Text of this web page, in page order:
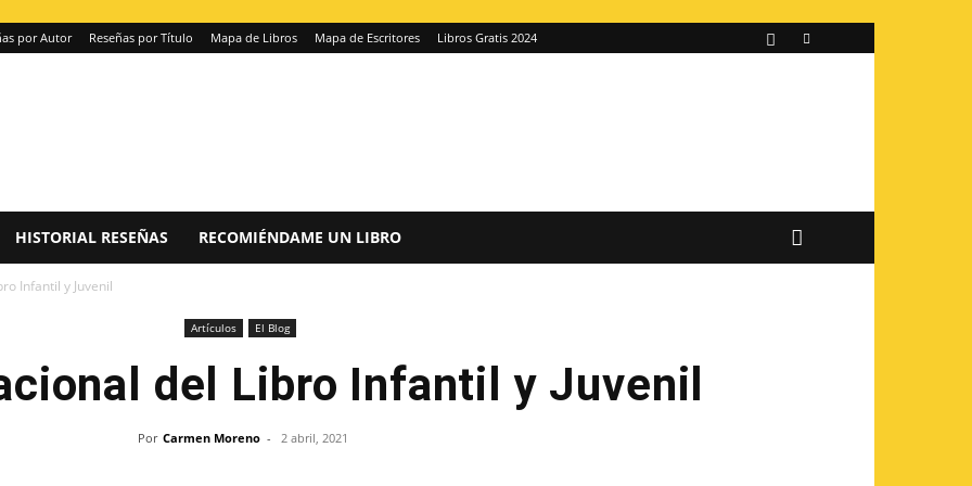
por Autor Reseñas por Título Mapa de Libros Mapa de Escritores Libros Gratis 2024
HISTORIAL RESEÑAS RECOMIÉNDAME UN LIBRO
Infantil y Juvenil
Artículos El Blog
del Libro Infantil y Juvenil
Por Carmen Moreno - 2 abril, 2021